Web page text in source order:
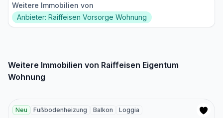
Weitere Immobilien von
Anbieter: Raiffeisen Vorsorge Wohnung
Weitere Immobilien von Raiffeisen Eigentum
Wohnung
Neu Fußbodenheizung Balkon Loggia